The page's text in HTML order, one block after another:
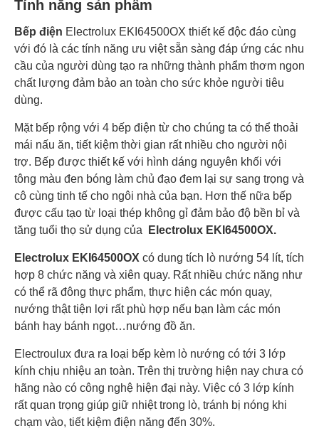
Tính năng sản phẩm
Bếp điện Electrolux EKI64500OX thiết kế độc đáo cùng
với đó là các tính năng ưu việt sẵn sàng đáp ứng các nhu
cầu của người dùng tạo ra những thành phẩm thơm ngon
chất lượng đảm bảo an toàn cho sức khỏe người tiêu
dùng.
Mặt bếp rộng với 4 bếp điện từ cho chúng ta có thể thoải
mái nấu ăn, tiết kiệm thời gian rất nhiều cho người nội
trợ. Bếp được thiết kế với hình dáng nguyên khối với
tông màu đen bóng làm chủ đạo đem lại sự sang trọng và
cô cùng tinh tế cho ngôi nhà của bạn. Hơn thế nữa bếp
được cấu tạo từ loại thép không gỉ đảm bảo độ bền bỉ và
tăng tuổi thọ sử dụng của
Electrolux EKI64500OX.
Electrolux EKI64500OX có dung tích lò nướng 54 lít, tích
hợp 8 chức năng và xiên quay. Rất nhiều chức năng như
có thể rã đông thực phẩm, thực hiện các món quay,
nướng thật tiện lợi rất phù hợp nếu bạn làm các món
bánh hay bánh ngọt…nướng đồ ăn.
Electroulux đưa ra loại bếp kèm lò nướng có tới 3 lớp
kính chịu nhiệu an toàn. Trên thị trường hiện nay chưa có
hãng nào có công nghệ hiện đại này. Việc có 3 lớp kính
rất quan trọng giúp giữ nhiệt trong lò, tránh bị nóng khi
chạm vào, tiết kiệm điện năng đến 30%.